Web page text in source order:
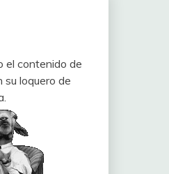
el contenido de
su loquero de